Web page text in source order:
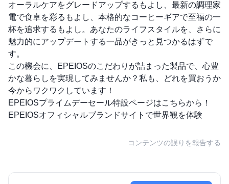
オーラルケアをグレードアップするもよし、最新の調理家
電で食卓を彩るもよし、本格的なコーヒーギアで至福の一
杯を追求するもよし。あなたのライフスタイルを、さらに
魅力的にアップデートする一品がきっと見つかるはずで
す。
この機会に、EPEIOSのこだわりが詰まった製品で、心豊
かな暮らしを実現してみませんか？私も、どれを買おうか
今からワクワクしています！
EPEIOSプライムデーセール特設ページはこちらから！
EPEIOSオフィシャルブランドサイトで世界観を体験
コンテンツの誤りを報告する